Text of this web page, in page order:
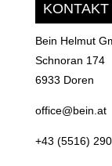
KONTAKT
Bein Helmut
Schnoran 174
6933 Doren
office@bein.at
+43 (5516)